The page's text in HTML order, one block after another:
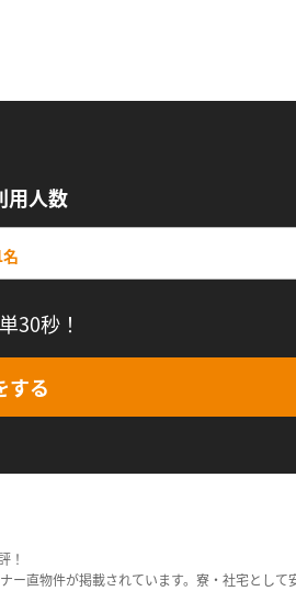
用人数
30秒！
する
！
ー直物件が掲載されています。寮・社宅として